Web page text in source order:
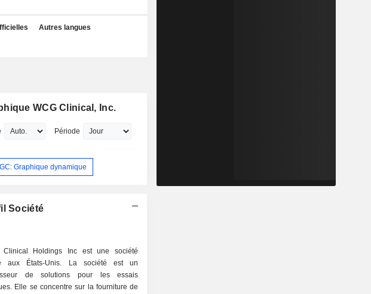
Autres langues
WCG Clinical, Inc.
Période
Graphique dynamique
Société
Clinical Holdings Inc est une société
aux États-Unis. La société est un
de solutions pour les essais
Elle se concentre sur la fourniture de